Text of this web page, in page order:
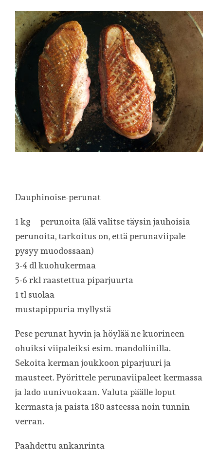
Dauphinoise-perunat
1 kg perunoita (älä valitse täysin jauhoisia
perunoita, tarkoitus on, että perunaviipale
pysyy muodossaan)
3-4 dl kuohukermaa
5-6 rkl raastettua piparjuurta
1 tl suolaa
mustapippuria myllystä
Pese perunat hyvin ja höylää ne kuorineen
ohuiksi viipaleiksi esim. mandoliinilla.
Sekoita kerman joukkoon piparjuuri ja
mausteet. Pyörittele perunaviipaleet kermassa
ja lado uunivuokaan. Valuta päälle loput
kermasta ja paista 180 asteessa noin tunnin
verran.
Paahdettu ankanrinta